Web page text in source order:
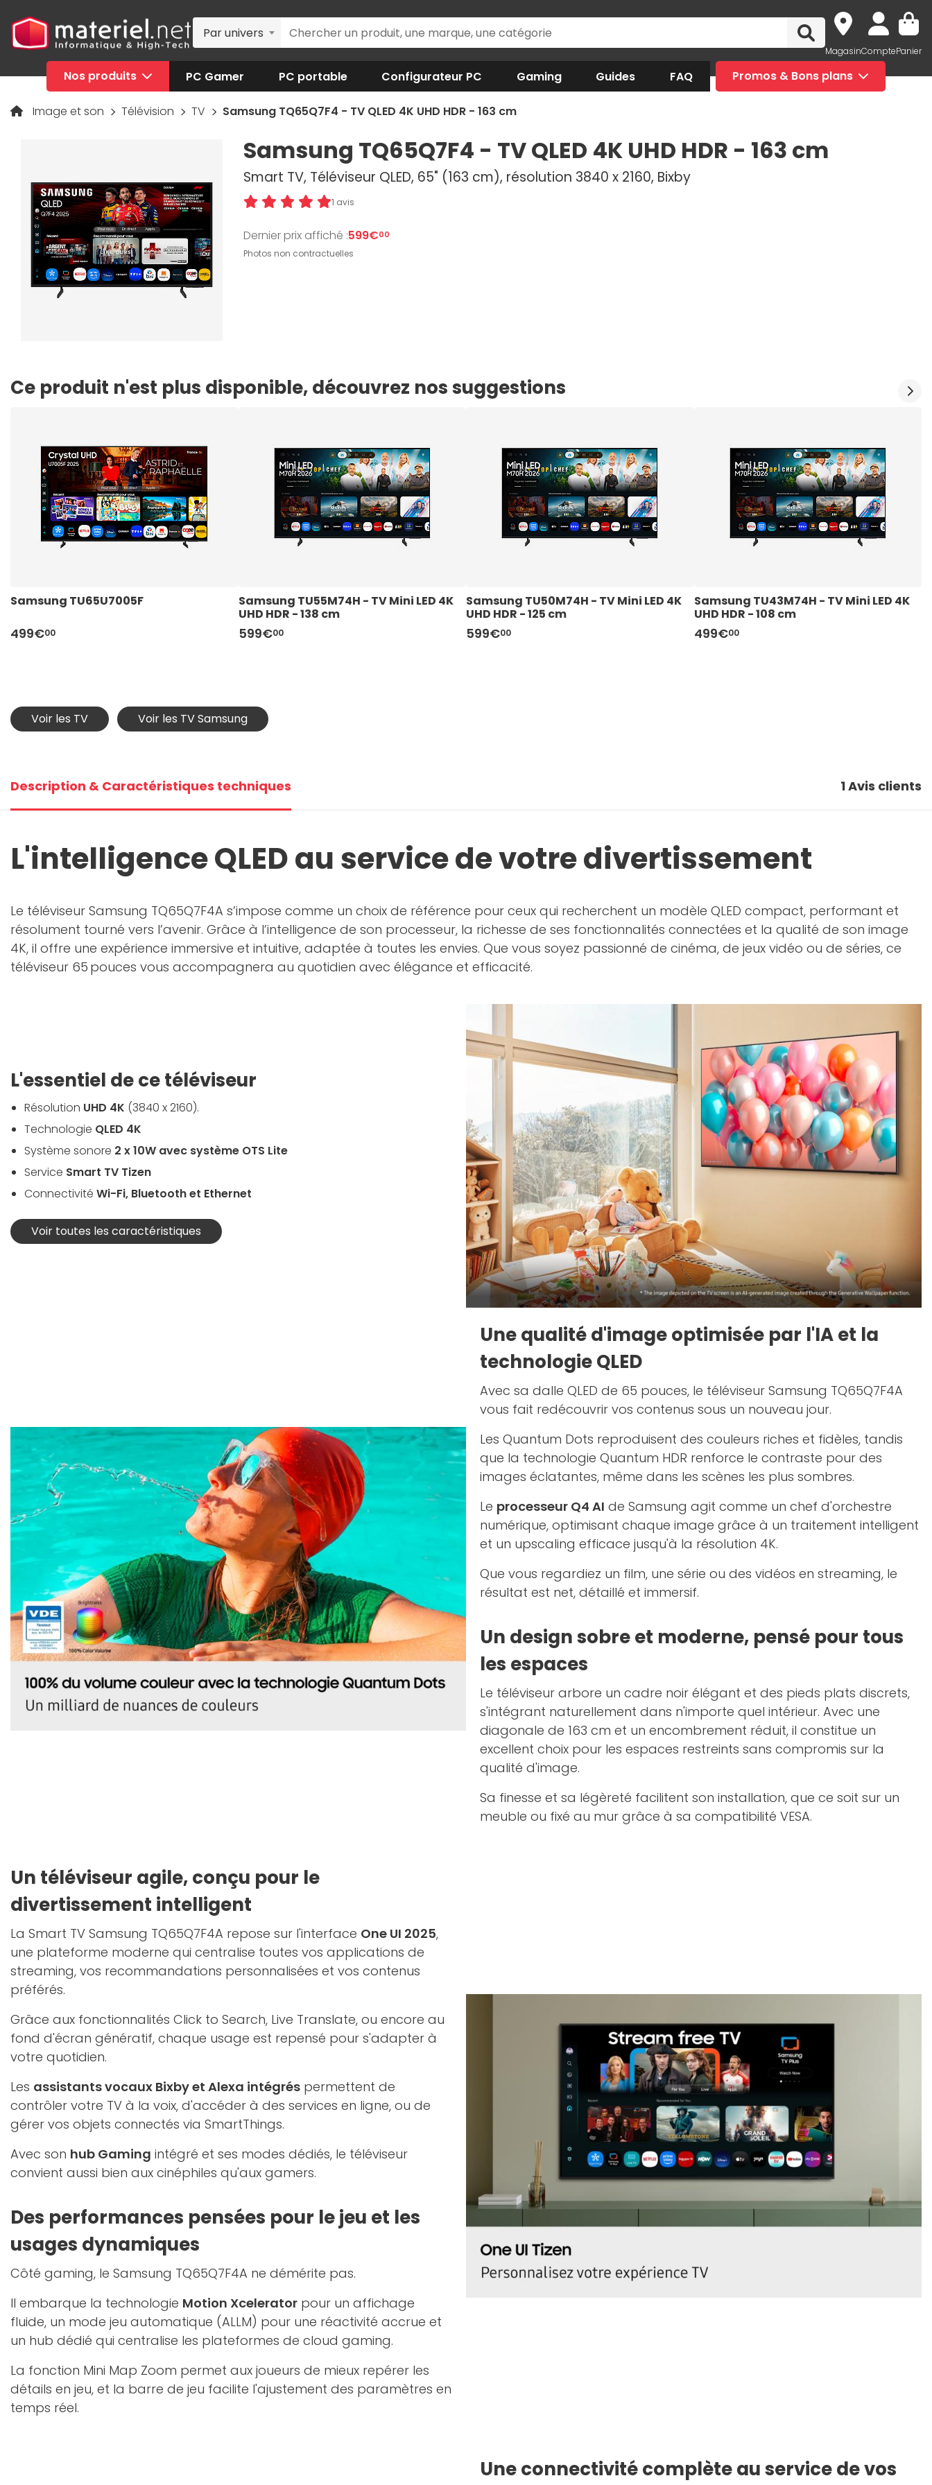
Par univers
MagasinComptePanier
Nos produits PC Gamer PC portable Configurateur PC Gaming Guides FAQ Promos & Bons plans
Image et son Télévision TV Samsung TQ65Q7F4 - TV QLED 4K UHD HDR - 163 cm
Samsung TQ65Q7F4 - TV QLED 4K UHD HDR - 163 cm
Smart TV, Téléviseur QLED, 65" (163 cm), résolution 3840 x 2160, Bixby
1 avis
Dernier prix affiché :599€00
Photos non contractuelles
Ce produit n'est plus disponible, découvrez nos suggestions
Samsung TU65U7005F
499€00
Samsung TU55M74H - TV Mini LED 4K
UHD HDR - 138 cm
599€00
Samsung TU50M74H - TV Mini LED 4K
UHD HDR - 125 cm
599€00
Samsung TU43M74H - TV Mini LED 4K
UHD HDR - 108 cm
499€00
Voir les TV Voir les TV Samsung
Description & Caractéristiques techniques 1Avis clients
L'intelligence QLED au service de votre divertissement
Le téléviseur Samsung TQ65Q7F4A s’impose comme un choix de référence pour ceux qui recherchent un modèle QLED compact, performant et
résolument tourné vers l’avenir. Grâce à l’intelligence de son processeur, la richesse de ses fonctionnalités connectées et la qualité de son image
4K, il offre une expérience immersive et intuitive, adaptée à toutes les envies. Que vous soyez passionné de cinéma, de jeux vidéo ou de séries, ce
téléviseur 65 pouces vous accompagnera au quotidien avec élégance et efficacité.
L'essentiel de ce téléviseur
Résolution UHD 4K (3840 x 2160).
Technologie QLED 4K
Système sonore 2 x 10W avec système OTS Lite
Service Smart TV Tizen
Connectivité Wi-Fi, Bluetooth et Ethernet
Voir toutes les caractéristiques
Une qualité d'image optimisée par l'IA et la
technologie QLED
Avec sa dalle QLED de 65 pouces, le téléviseur Samsung TQ65Q7F4A
vous fait redécouvrir vos contenus sous un nouveau jour.
Les Quantum Dots reproduisent des couleurs riches et fidèles, tandis
que la technologie Quantum HDR renforce le contraste pour des
images éclatantes, même dans les scènes les plus sombres.
Le processeur Q4 AI de Samsung agit comme un chef d'orchestre
numérique, optimisant chaque image grâce à un traitement intelligent
et un upscaling efficace jusqu'à la résolution 4K.
Que vous regardiez un film, une série ou des vidéos en streaming, le
résultat est net, détaillé et immersif.
Un design sobre et moderne, pensé pour tous
les espaces
Le téléviseur arbore un cadre noir élégant et des pieds plats discrets,
s'intégrant naturellement dans n'importe quel intérieur. Avec une
diagonale de 163 cm et un encombrement réduit, il constitue un
excellent choix pour les espaces restreints sans compromis sur la
qualité d'image.
Sa finesse et sa légèreté facilitent son installation, que ce soit sur un
meuble ou fixé au mur grâce à sa compatibilité VESA.
Un téléviseur agile, conçu pour le
divertissement intelligent
La Smart TV Samsung TQ65Q7F4A repose sur l'interface One UI 2025,
une plateforme moderne qui centralise toutes vos applications de
streaming, vos recommandations personnalisées et vos contenus
préférés.
Grâce aux fonctionnalités Click to Search, Live Translate, ou encore au
fond d'écran génératif, chaque usage est repensé pour s'adapter à
votre quotidien.
Les assistants vocaux Bixby et Alexa intégrés permettent de
contrôler votre TV à la voix, d'accéder à des services en ligne, ou de
gérer vos objets connectés via SmartThings.
Avec son hub Gaming intégré et ses modes dédiés, le téléviseur
convient aussi bien aux cinéphiles qu'aux gamers.
Des performances pensées pour le jeu et les
usages dynamiques
Côté gaming, le Samsung TQ65Q7F4A ne démérite pas.
Il embarque la technologie Motion Xcelerator pour un affichage
fluide, un mode jeu automatique (ALLM) pour une réactivité accrue et
un hub dédié qui centralise les plateformes de cloud gaming.
La fonction Mini Map Zoom permet aux joueurs de mieux repérer les
détails en jeu, et la barre de jeu facilite l'ajustement des paramètres en
temps réel.
Une connectivité complète au service de vos